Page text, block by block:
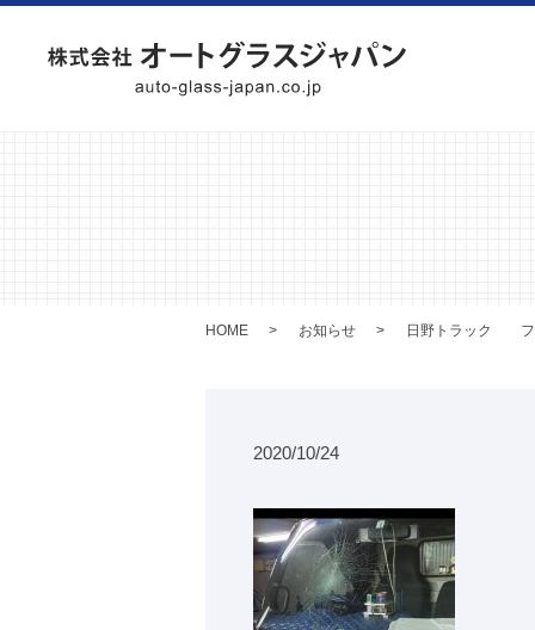
HOME お知らせ 日野トラック フ
2020/10/24